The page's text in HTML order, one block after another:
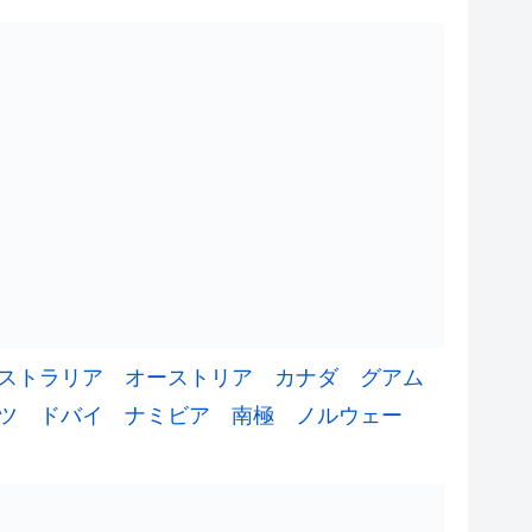
トラリア オーストリア カナダ
グアム
ドバイ ナミビア 南極
ノルウェー